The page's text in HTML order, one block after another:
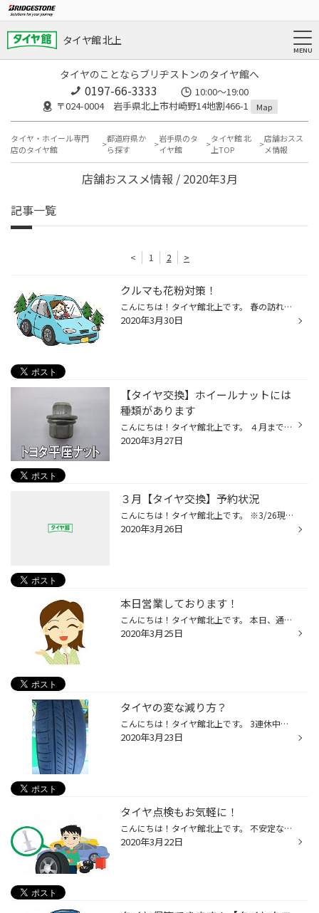
タイヤ館 北上
タイヤのことならブリヂストンのタイヤ館へ
0197-66-3333
10:00～19:00
〒024-0004 岩手県北上市村崎野14地割466-1
Map
タイヤ・ホイール専門
店のタイヤ館
都道府県か
ら探す
岩手県のタ
イヤ館
タイヤ館 北
上TOP
店舗おスス
メ情報
店舗おススメ情報 / 2020年3月
記事一覧
< 1 2 >
クルマも花粉対策！
こんにちは！タイヤ館北上です。 春の訪れと共に来る“花粉”…。 マスクや眼鏡などで花粉対策は出来ても、 車の花粉対策って出来てますか？？ クルマの花粉対策として代表的なアイテム、 それが【エアコンフィルター】です！！ エアコンフィルターは 外気からの汚れをシャットアウトします。 クリーン...
2020年3月30日
【タイヤ交換】ホイールナットには
種類があります
こんにちは！タイヤ館北上です。 ４月まで目前！ いよいよタイヤ交換が本格的に始まってきますね～ 当店ではタイヤ交換にご来店の方へホイールの 「ナットの交換の有無」を確認しております。 なぜかと言うと、 アルミホイールとナットの形状が違かった場合 タイヤ交換ができない場合があるからなの...
2020年3月27日
３月【タイヤ交換】予約状況
こんにちは！タイヤ館北上です。 ※3/26現在のタイヤ交換予約状況をお知らせ致します。 ・3/28(土)…予約が埋まっております。 詳細は店頭またはお電話にてお問合せ下さい。 ・3/29(日)…若干の空きあり。 詳細は店頭またはお電話にてお問合せ下さい。 その他平日はまだ空きがございます。 予約状況に...
2020年3月26日
本日営業しております！
こんにちは！タイヤ館北上です。 本日、通常営業です！(^^♪ 開店10：00 閉店19：00 (作業受付18：30) ご来店お待ちしておりまーす！
2020年3月25日
タイヤの変な減り方？
こんにちは！タイヤ館北上です。 3連休中は終始悪天候でしたが… 皆さま充実した連休でしたでしょうか？ 天候も不安定かつ季節の変わり目なので 体調管理にはくれぐれもお気をつけ下さい(^^) 当店では日々タイヤ交換の車両が入庫しております！ そこでこのようなタイヤを見かける事があります。 お分...
2020年3月23日
タイヤ点検もお気軽に！
こんにちは！タイヤ館北上です。 不安定な天候は続いておりますが… そろそろタイヤ交換しようかな？と、 検討中の方も多いのではないでしょうか？ タイヤ交換する前に、タイヤのコンディションを チェックしてみましょう～(^_^)/ タイヤが減っているのか分からない… 今シーズンも使用できるのかな？...
2020年3月22日